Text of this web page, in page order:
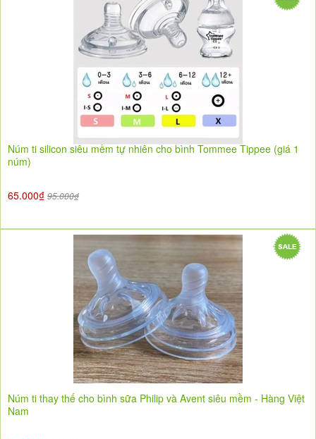
Núm ti silicon siêu mềm tự nhiên cho bình Tommee Tippee (giá 1
núm)
65.000₫ 95.000₫
Núm ti thay thế cho bình sữa Philip và Avent siêu mềm - Hàng Việt
Nam